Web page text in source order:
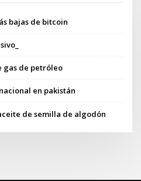
bajas de bitcoin
gas de petróleo
en pakistán
de semilla de algodón